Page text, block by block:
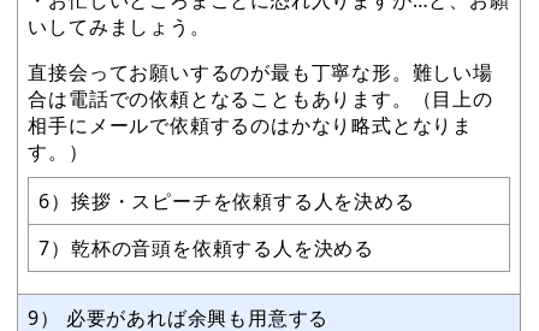
いしてみましょう。
直接会ってお願いするのが最も丁寧な形。難しい場
合は電話での依頼となることもあります。（目上の
相手にメールで依頼するのはかなり略式となりま
す。）
6）挨拶・スピーチを依頼する人を決める
7）乾杯の音頭を依頼する人を決める
9） 必要があれば余興も用意する